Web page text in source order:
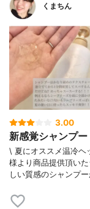
くまちん
3.00
新感覚シャンプー
\ 夏にオススメ温冷ヘ
様より商品提供頂い
しい質感のシャンプ